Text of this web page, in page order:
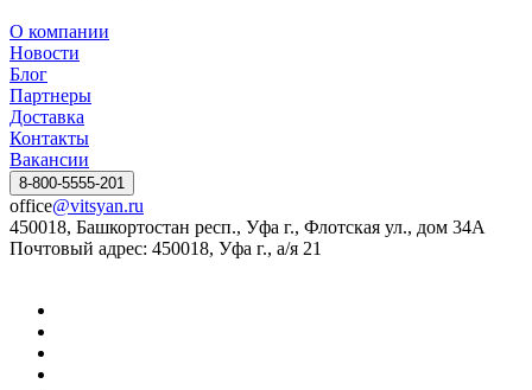
О компании
Новости
Блог
Партнеры
Доставка
Контакты
Вакансии
8-800-5555-201
office@vitsyan.ru
450018, Башкортостан респ., Уфа г., Флотская ул., дом 34А
Почтовый адрес: 450018, Уфа г., а/я 21